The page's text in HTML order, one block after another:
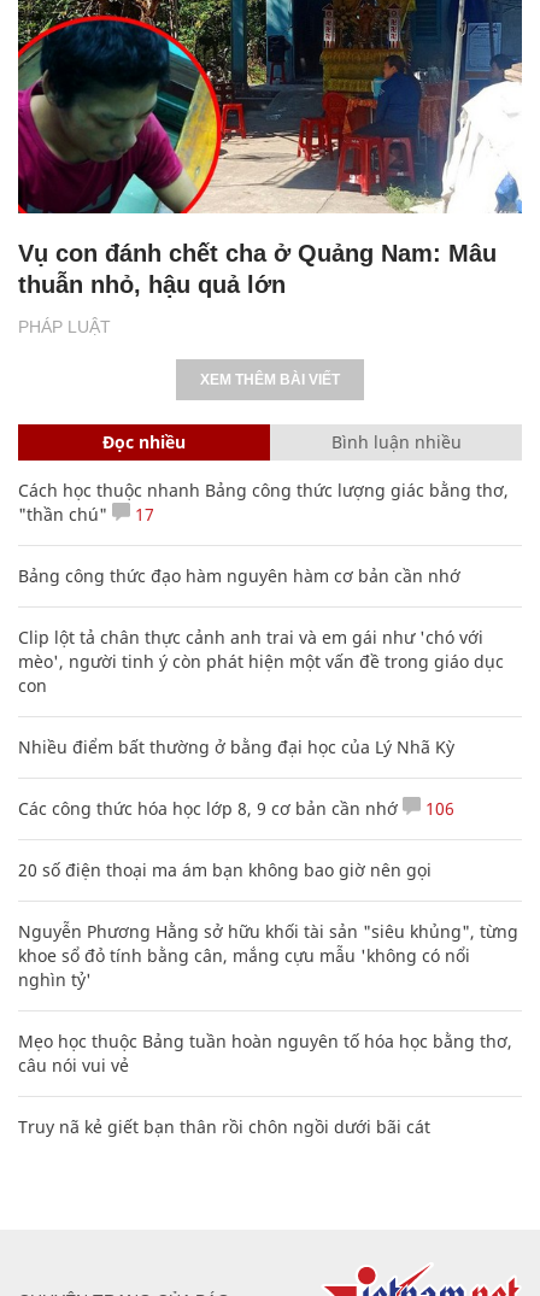
PHÁP LUẬT
Vụ con đánh chết cha ở Quảng Nam: Mâu
thuẫn nhỏ, hậu quả lớn
XEM THÊM BÀI VIẾT
Đọc nhiều Bình luận nhiều
Cách học thuộc nhanh Bảng công thức lượng giác bằng thơ,
"thần chú"
17
Bảng công thức đạo hàm nguyên hàm cơ bản cần nhớ
Clip lột tả chân thực cảnh anh trai và em gái như 'chó với
mèo', người tinh ý còn phát hiện một vấn đề trong giáo dục
con
Nhiều điểm bất thường ở bằng đại học của Lý Nhã Kỳ
Các công thức hóa học lớp 8, 9 cơ bản cần nhớ 106
20 số điện thoại ma ám bạn không bao giờ nên gọi
Nguyễn Phương Hằng sở hữu khối tài sản "siêu khủng", từng
khoe sổ đỏ tính bằng cân, mắng cựu mẫu 'không có nổi
nghìn tỷ'
Mẹo học thuộc Bảng tuần hoàn nguyên tố hóa học bằng thơ,
câu nói vui vẻ
Truy nã kẻ giết bạn thân rồi chôn ngồi dưới bãi cát